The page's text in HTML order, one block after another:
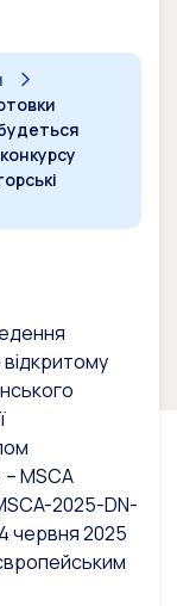
MSCA
2025-DN-
червня 2025